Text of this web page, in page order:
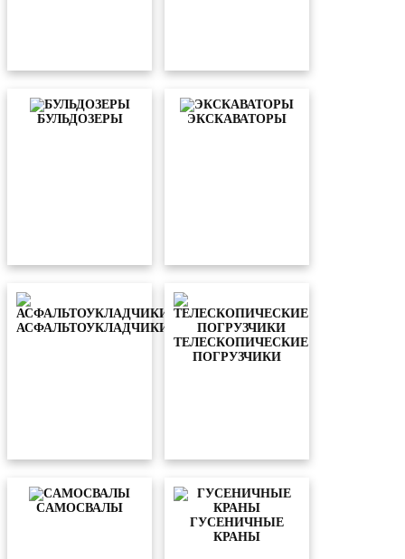
БУЛЬДОЗЕРЫ ЭКСКАВАТОРЫ
АСФАЛЬТОУКЛАДЧИКИ
ТЕЛЕСКОПИЧЕСКИЕ
ПОГРУЗЧИКИ
CАМОСВАЛЫ
ГУСЕНИЧНЫЕ
КРАНЫ